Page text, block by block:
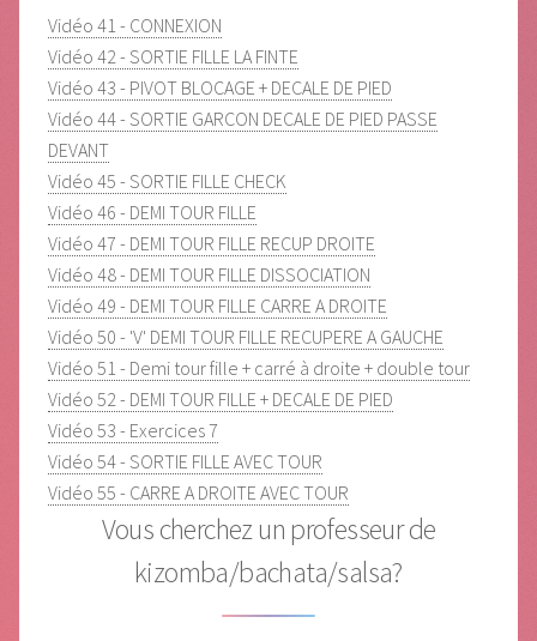
Vidéo 41 - CONNEXION
Vidéo 42 - SORTIE FILLE LA FINTE
Vidéo 43 - PIVOT BLOCAGE + DECALE DE PIED
Vidéo 44 - SORTIE GARCON DECALE DE PIED PASSE
DEVANT
Vidéo 45 - SORTIE FILLE CHECK
Vidéo 46 - DEMI TOUR FILLE
Vidéo 47 - DEMI TOUR FILLE RECUP DROITE
Vidéo 48 - DEMI TOUR FILLE DISSOCIATION
Vidéo 49 - DEMI TOUR FILLE CARRE A DROITE
Vidéo 50 - 'V' DEMI TOUR FILLE RECUPERE A GAUCHE
Vidéo 51 - Demi tour fille + carré à droite + double tour
Vidéo 52 - DEMI TOUR FILLE + DECALE DE PIED
Vidéo 53 - Exercices 7
Vidéo 54 - SORTIE FILLE AVEC TOUR
Vidéo 55 - CARRE A DROITE AVEC TOUR
Vous cherchez un professeur de
kizomba/bachata/salsa?